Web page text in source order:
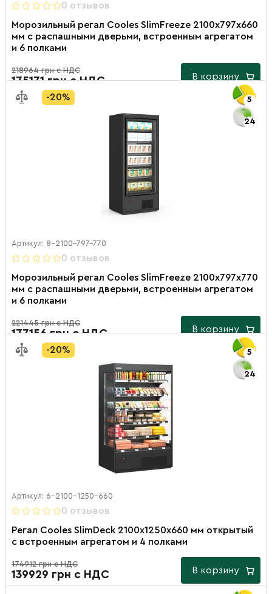
0 отзывов
Морозильный регал Cooles SlimFreeze 2100х797х660
мм с распашными дверьми, встроенным агрегатом
и 6 полками
218964 грн с НДС
175171 грн с НДС В корзину
5
24
-20%
Артикул: 8-2100-797-770
0 отзывов
Морозильный регал Cooles SlimFreeze 2100х797х770
мм с распашными дверьми, встроенным агрегатом
и 6 полками
221445 грн с НДС
177156 грн с НДС В корзину
5
24
-20%
Артикул: 6-2100-1250-660
0 отзывов
Регал Cooles SlimDeck 2100х1250х660 мм открытый
с встроенным агрегатом и 4 полками
174912 грн с НДС
139929 грн с НДС В корзину